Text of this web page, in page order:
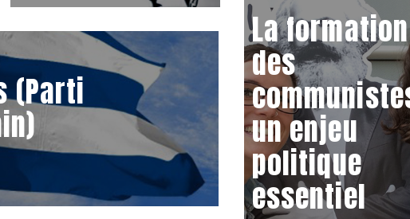
La formation
des
un enjeu
politique
essentiel
(Parti